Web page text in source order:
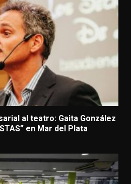
al teatro: Gaita González
en Mar del Plata